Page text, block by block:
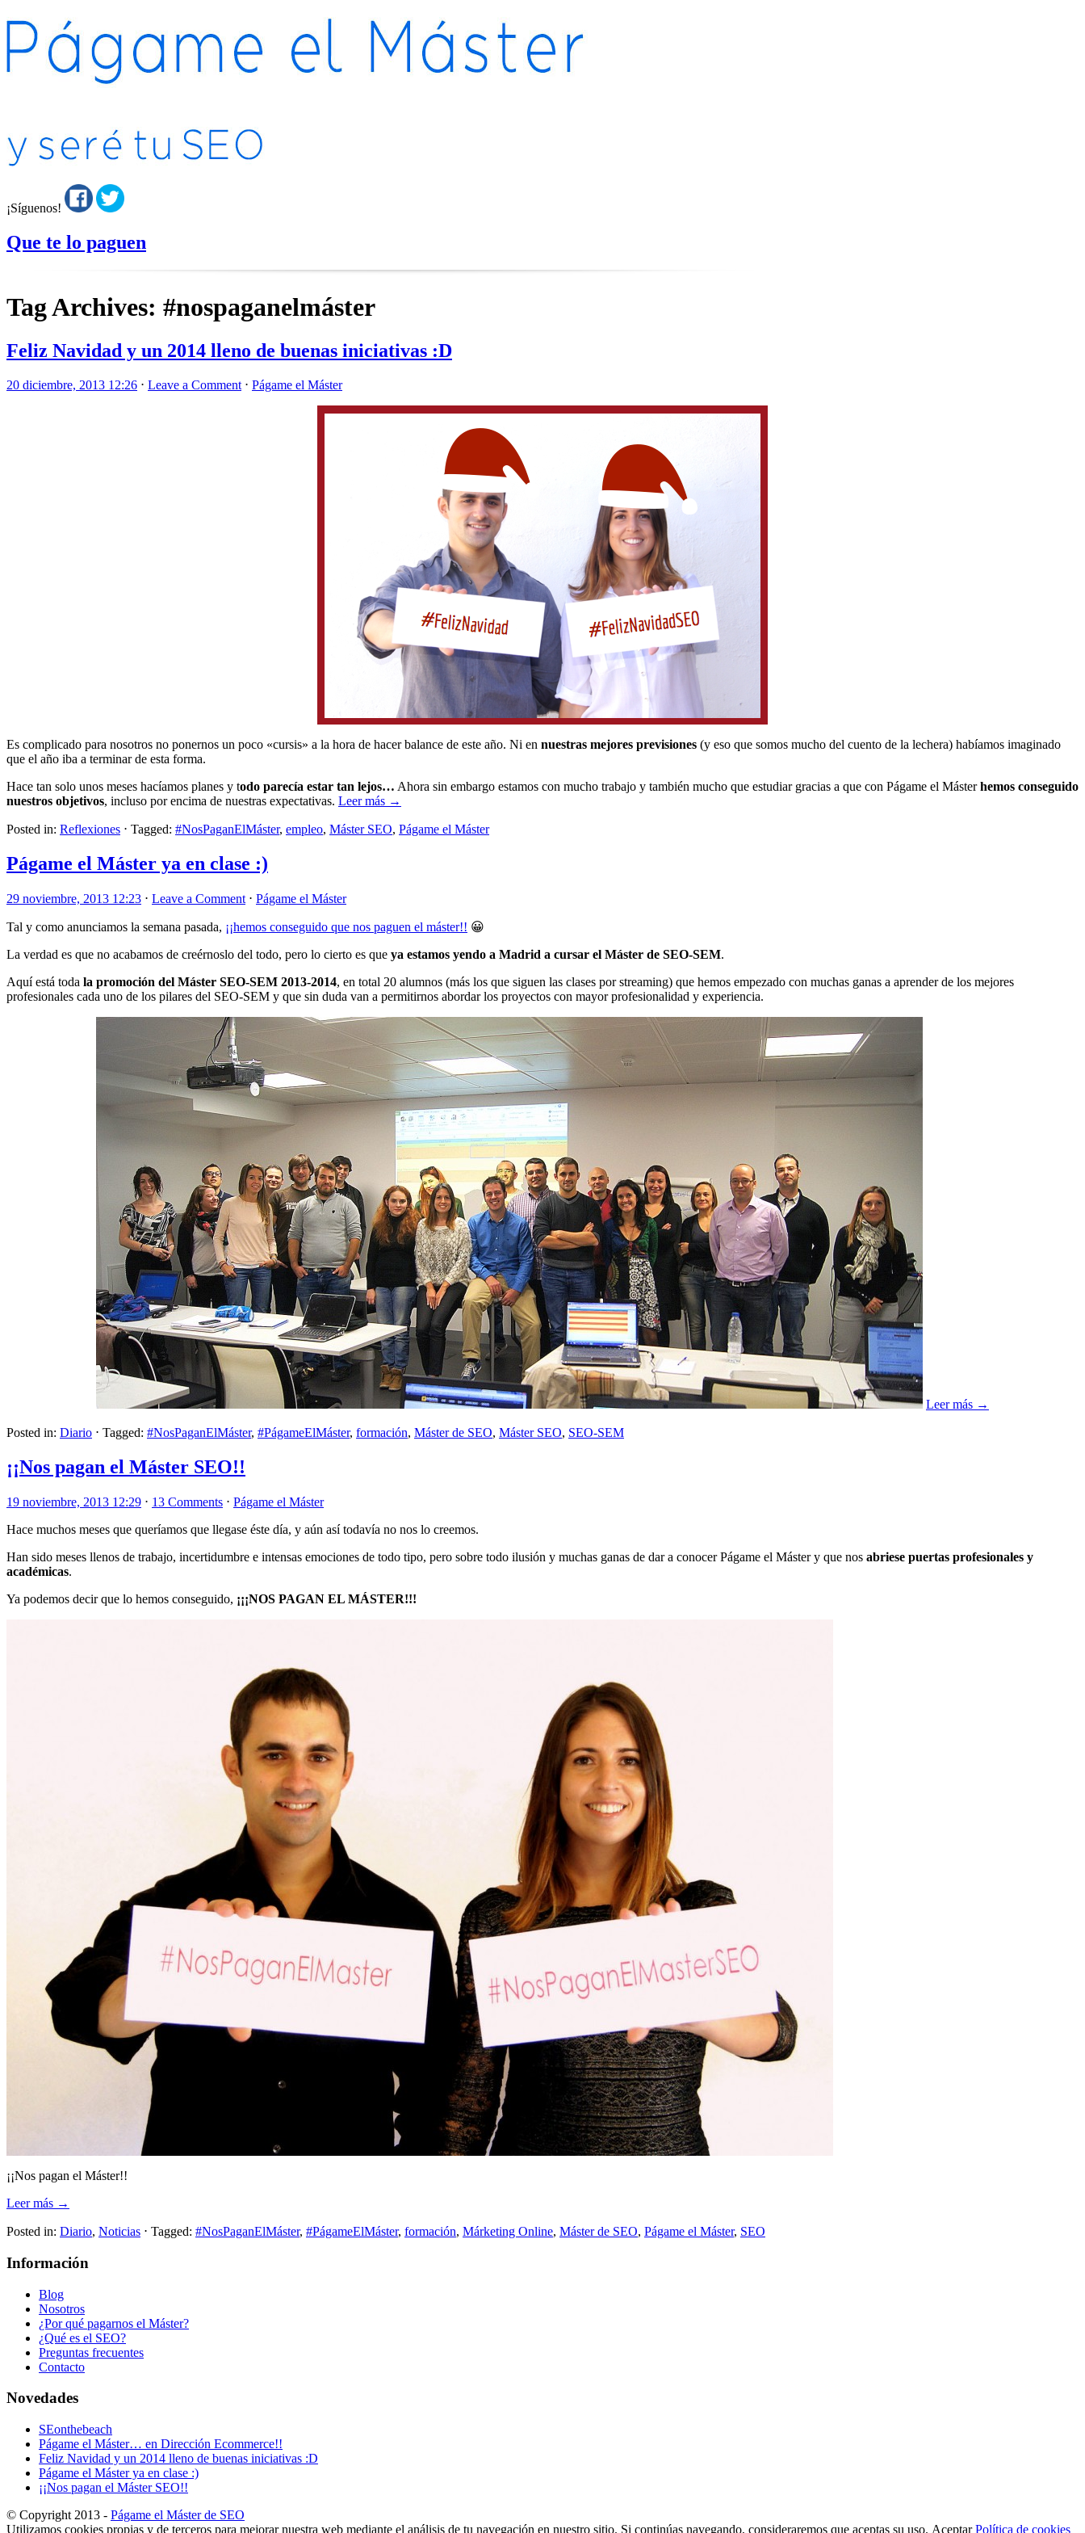
¡Síguenos!
Que te lo paguen
Tag Archives: #nospaganelmáster
Feliz Navidad y un 2014 lleno de buenas iniciativas :D
20 diciembre, 2013 12:26 ⋅ Leave a Comment⋅ Págame el Máster
Es complicado para nosotros no ponernos un poco «cursis» a la hora de hacer balance de este año. Ni en nuestras mejores previsiones (y eso que somos mucho del cuento de la lechera) habíamos imaginado
que el año iba a terminar de esta forma.
Hace tan solo unos meses hacíamos planes y todo parecía estar tan lejos… Ahora sin embargo estamos con mucho trabajo y también mucho que estudiar gracias a que con Págame el Másterhemos conseguido
nuestros objetivos, incluso por encima de nuestras expectativas. Leer más →
Posted in: Reflexiones ⋅ Tagged: #NosPaganElMáster, empleo, Máster SEO, Págame el Máster
Págame el Máster ya en clase :)
29 noviembre, 2013 12:23 ⋅ Leave a Comment ⋅ Págame el Máster
Tal y como anunciamos la semana pasada, ¡¡hemos conseguido que nos paguen el máster!! 😀
La verdad es que no acabamos de creérnoslo del todo, pero lo cierto es que ya estamos yendo a Madrid a cursar el Máster de SEO-SEM.
Aquí está toda la promoción del Máster SEO-SEM 2013-2014, en total 20 alumnos (más los que siguen las clases por streaming) que hemos empezado con muchas ganas a aprender de los mejores
profesionales cada uno de los pilares del SEO-SEM y que sin duda van a permitirnos abordar los proyectos con mayor profesionalidad y experiencia.
Leer más →
Posted in: Diario ⋅ Tagged: #NosPaganElMáster, #PágameElMáster, formación, Máster de SEO, Máster SEO, SEO-SEM
¡¡Nos pagan el Máster SEO!!
19 noviembre, 2013 12:29 ⋅ 13 Comments ⋅ Págame el Máster
Hace muchos meses que queríamos que llegase éste día, y aún así todavía no nos lo creemos.
Han sido meses llenos de trabajo, incertidumbre e intensas emociones de todo tipo, pero sobre todo ilusión y muchas ganas de dar a conocer Págame el Máster y que nos abriese puertas profesionales y
académicas.
Ya podemos decir que lo hemos conseguido, ¡¡¡NOS PAGAN EL MÁSTER!!!
¡¡Nos pagan el Máster!!
Leer más →
Posted in: Diario, Noticias ⋅ Tagged: #NosPaganElMáster, #PágameElMáster, formación, Márketing Online, Máster de SEO, Págame el Máster, SEO
Información
Blog
Nosotros
¿Por qué pagarnos el Máster?
¿Qué es el SEO?
Preguntas frecuentes
Contacto
Novedades
SEonthebeach
Págame el Máster… en Dirección Ecommerce!!
Feliz Navidad y un 2014 lleno de buenas iniciativas :D
Págame el Máster ya en clase :)
¡¡Nos pagan el Máster SEO!!
© Copyright 2013 - Págame el Máster de SEO
Utilizamos cookies propias y de terceros para mejorar nuestra web mediante el análisis de tu navegación en nuestro sitio. Si continúas navegando, consideraremos que aceptas su uso. Aceptar Política de cookies